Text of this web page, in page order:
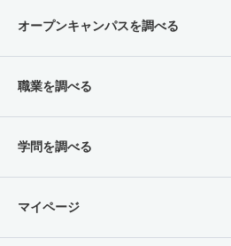
オープンキャンパスを調べる
職業を調べる
学問を調べる
マイページ